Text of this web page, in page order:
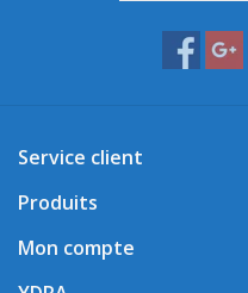
Service client
Produits
Mon compte